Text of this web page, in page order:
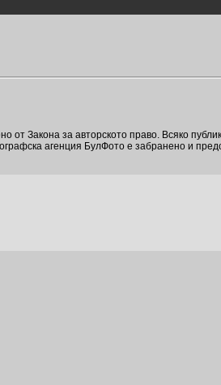
от Закона за авторското право. Всяко
агенция БулФото е забранено и